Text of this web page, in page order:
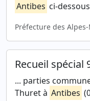
Antibes ci-
Préfecture des
Recueil spécial
... parties
Thuret à Antibes